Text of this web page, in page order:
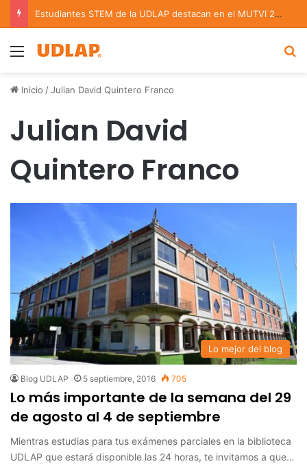
Estudiantes STEM de la UDLAP destacan en el MUTVI 2026
Menu
Inicio /Julian David Quintero Franco
Julian David
Quintero Franco
Lo mejor del blog
Blog UDLAP 5 septiembre, 2016 705
Lo más importante de la semana del 29
de agosto al 4 de septiembre
Mientras estudias para tus exámenes parciales en la biblioteca
UDLAP que estará disponible las 24 horas, te invitamos a que…